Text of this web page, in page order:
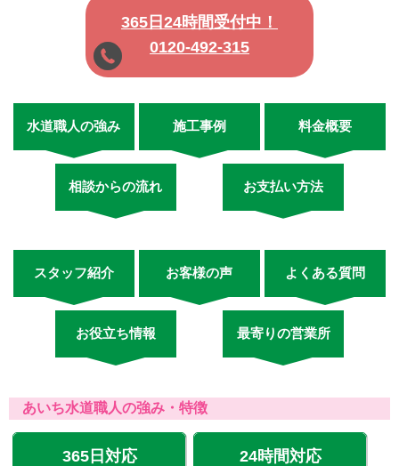
365日24時間受付中！
0120-492-315
水道職人の強み 施工事例 料金概要
相談からの流れ お支払い方法
スタッフ紹介 お客様の声 よくある質問
お役立ち情報 最寄りの営業所
あいち水道職人の強み・特徴
365日対応 24時間対応